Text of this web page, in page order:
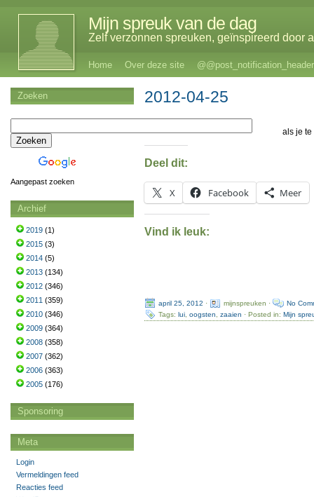
Mijn spreuk van de dag
Zelf verzonnen spreuken, geïnspireerd door
Home Over deze site @@post_notification_header
2012-04-25
als je te
Deel dit:
X Facebook Meer
Vind ik leuk:
april 25, 2012 · mijnspreuken ·
No
Tags: lui, oogsten zaaien · Posted in: Mijn
Zoeken
Aangepast zoeken
Archief
2019 (1)
2015 (3)
2014 (5)
2013 (134)
2012 (346)
2011 (359)
2010 (346)
2009 (364)
2008 (358)
2007 (362)
2006 (363)
2005 (176)
Sponsoring
Meta
Login
Vermeldingen feed
Reacties feed